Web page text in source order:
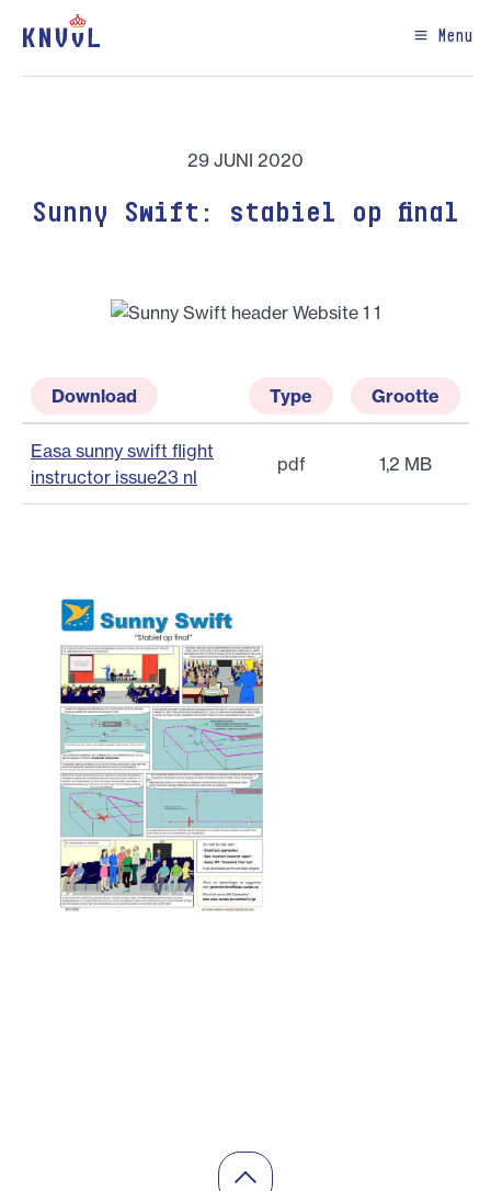
Menu
29 JUNI 2020
Sunny Swift: stabiel op final
Download Type Grootte
Easa sunny swift flight
instructor issue23 nl
pdf 1,2 MB